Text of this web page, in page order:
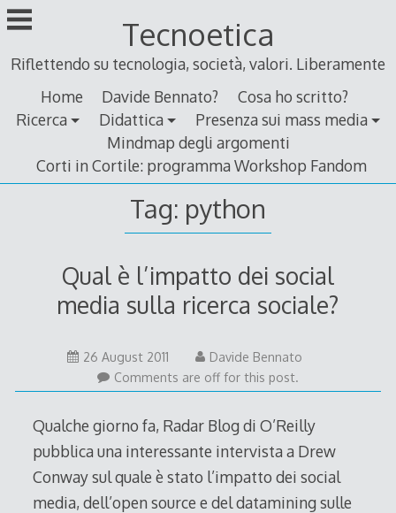
Skip
to
Tecnoetica
Riflettendo su tecnologia, società, valori. Liberamente
Home
Davide Bennato?
Cosa ho scritto?
Ricerca
Didattica
Presenza sui mass media
Mindmap degli argomenti
Corti in Cortile: programma Workshop Fandom
Tag: python
Qual è l’impatto dei social
media sulla ricerca sociale?
26 August 201126
August
2011
Davide Bennato
Comments are off for this post.
Qualche giorno fa, Radar Blog di O’Reilly
pubblica una interessante intervista a Drew
Conway sul quale è stato l’impatto dei social
media, dell’open source e del datamining sulle